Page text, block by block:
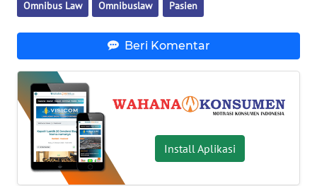
Omnibus Law Omnibuslaw Pasien
Beri Komentar
Install Aplikasi
WN
JATENG
WN
NUSANTARA